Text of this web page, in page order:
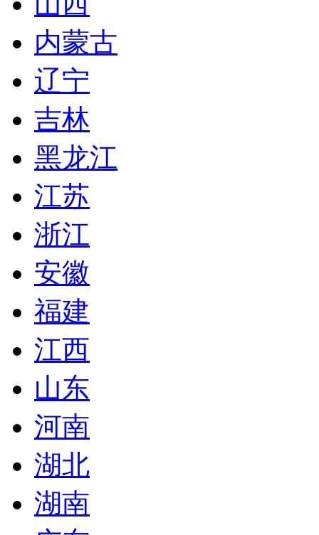
内蒙古
辽宁
吉林
黑龙江
江苏
浙江
安徽
福建
江西
山东
河南
湖北
湖南